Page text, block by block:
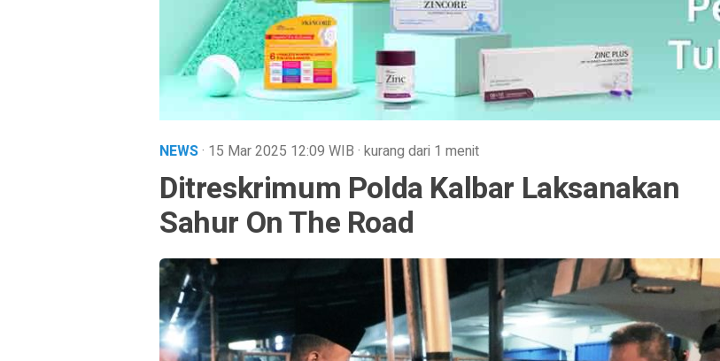
NEWS· 15 Mar 2025 12:09 WIB · kurang dari 1 menit
Ditreskrimum Polda Kalbar Laksanakan
Sahur On The Road